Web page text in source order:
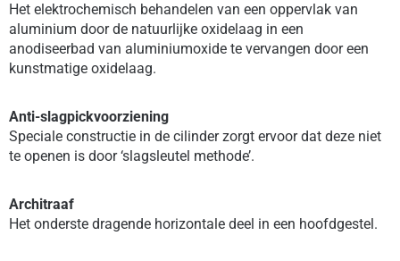
Het elektrochemisch behandelen van een oppervlak van
aluminium door de natuurlijke oxidelaag in een
anodiseerbad van aluminiumoxide te vervangen door een
kunstmatige oxidelaag.
Anti-slagpickvoorziening
Speciale constructie in de cilinder zorgt ervoor dat deze niet
te openen is door ‘slagsleutel methode’.
Architraaf
Het onderste dragende horizontale deel in een hoofdgestel.